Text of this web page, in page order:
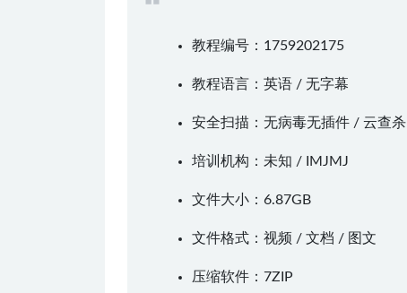
教程编号：1759202175
教程语言：英语 / 无字幕
安全扫描：无病毒无插件 / 云查杀
培训机构：未知 / IMJMJ
文件大小：6.87GB
文件格式：视频 / 文档 / 图文
压缩软件： 7ZIP